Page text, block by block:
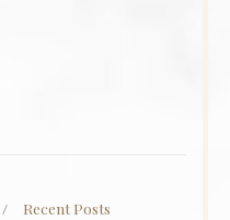
Recent Posts